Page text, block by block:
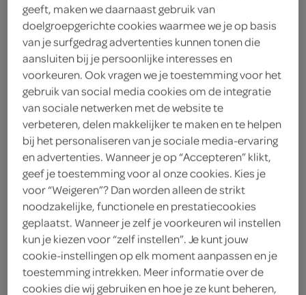
20 gram pesto
2 eetlepels olijfolie
zakje bakpoeder
250 gram bloem
kies je winkel
benodigdheden
bakplaat
bereiden
geeft, maken we daarnaast gebruik van
doelgroepgerichte cookies waarmee we je op basis
van je surfgedrag advertenties kunnen tonen die
aansluiten bij je persoonlijke interesses en
voorkeuren. Ook vragen we je toestemming voor het
gebruik van social media cookies om de integratie
van sociale netwerken met de website te
verbeteren, delen makkelijker te maken en te helpen
bij het personaliseren van je sociale media-ervaring
en advertenties. Wanneer je op “Accepteren” klikt,
geef je toestemming voor al onze cookies. Kies je
voor “Weigeren”? Dan worden alleen de strikt
noodzakelijke, functionele en prestatiecookies
geplaatst. Wanneer je zelf je voorkeuren wil instellen
kun je kiezen voor “zelf instellen”. Je kunt jouw
cookie-instellingen op elk moment aanpassen en je
toestemming intrekken. Meer informatie over de
cookies die wij gebruiken en hoe je ze kunt beheren,